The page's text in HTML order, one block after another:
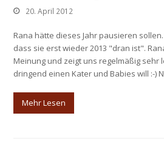
20. April 2012
Rana hätte dieses Jahr pausieren
dass sie erst wieder 2013 "dran ist".
Meinung und zeigt uns regelmäßig sehr
dringend einen Kater und Babies will :-)
Mehr Lesen